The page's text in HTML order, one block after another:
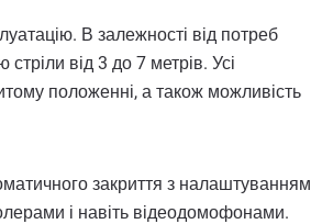
В залежності від потреб
від 3 до 7 метрів. Усі
положенні, а також можливість
закриття з налаштуванням
і навіть відеодомофонами.